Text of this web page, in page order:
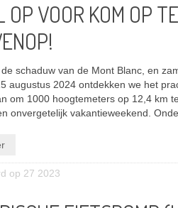
OP VOOR KOM OP
schaduw van de Mont Blanc, en
augustus 2024 ontdekken we het
om 1000 hoogtemeters op 12,4 km
onvergetelijk vakantieweekend.
op 27 2023